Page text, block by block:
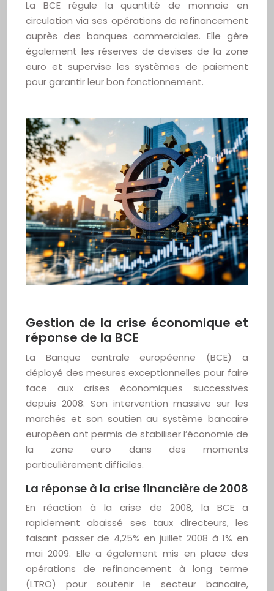
La BCE régule la quantité de monnaie en
circulation via ses opérations de refinancement
auprès des banques commerciales. Elle gère
également les réserves de devises de la zone
euro et supervise les systèmes de paiement
pour garantir leur bon fonctionnement.
Gestion de la crise économique et
réponse de la BCE
La Banque centrale européenne (BCE) a
déployé des mesures exceptionnelles pour faire
face aux crises économiques successives
depuis 2008. Son intervention massive sur les
marchés et son soutien au système bancaire
européen ont permis de stabiliser l’économie de
la zone euro dans des moments
particulièrement difficiles.
La réponse à la crise financière de 2008
En réaction à la crise de 2008, la BCE a
rapidement abaissé ses taux directeurs, les
faisant passer de 4,25% en juillet 2008 à 1% en
mai 2009. Elle a également mis en place des
opérations de refinancement à long terme
(LTRO) pour soutenir le secteur bancaire,